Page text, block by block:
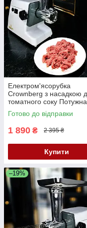
Електром'ясорубка
Crownberg з насадкою
томатного соку Потужна
м'ясорубка 2500Вт
Універсальна
Готово до відправки
1 890 ₴ 2 395 ₴
Купити
–19%